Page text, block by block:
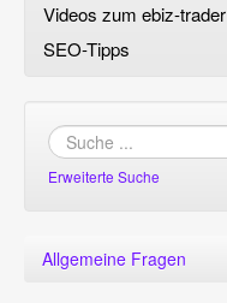
Videos zum ebiz-trader
SEO-Tipps
Erweiterte Suche
Allgemeine Fragen